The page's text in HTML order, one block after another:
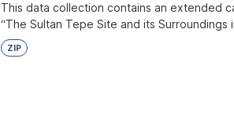
This data collection contains an extended
“The Sultan Tepe Site and its Surroundings
ZIP